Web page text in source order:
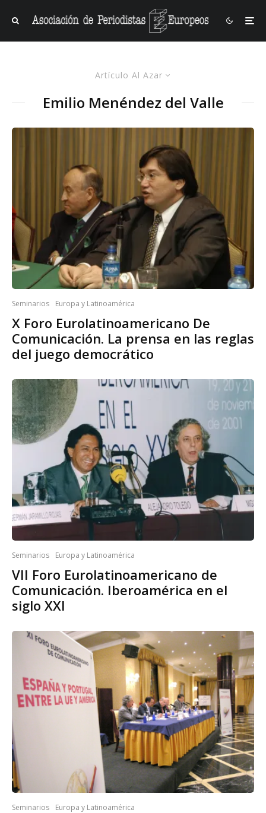
Artículo Al Azar
Emilio Menéndez del Valle
Seminarios Europa y Latinoamérica
X Foro Eurolatinoamericano De
Comunicación. La prensa en las reglas
del juego democrático
Seminarios Europa y Latinoamérica
VII Foro Eurolatinoamericano de
Comunicación. Iberoamérica en el
siglo XXI
Seminarios Europa y Latinoamérica